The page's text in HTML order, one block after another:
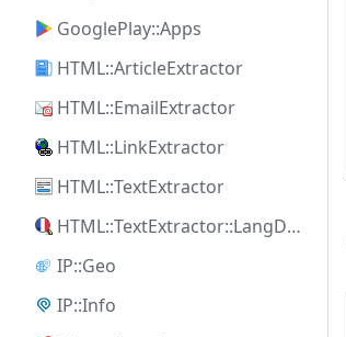
GooglePlay::Apps
HTML::ArticleExtractor
HTML::EmailExtractor
HTML::LinkExtractor
HTML::TextExtractor
HTML::TextExtractor::LangDetect
IP::Geo
IP::Info